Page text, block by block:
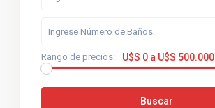
Rango de precios: U$S 0 a U$S 500.000
Buscar